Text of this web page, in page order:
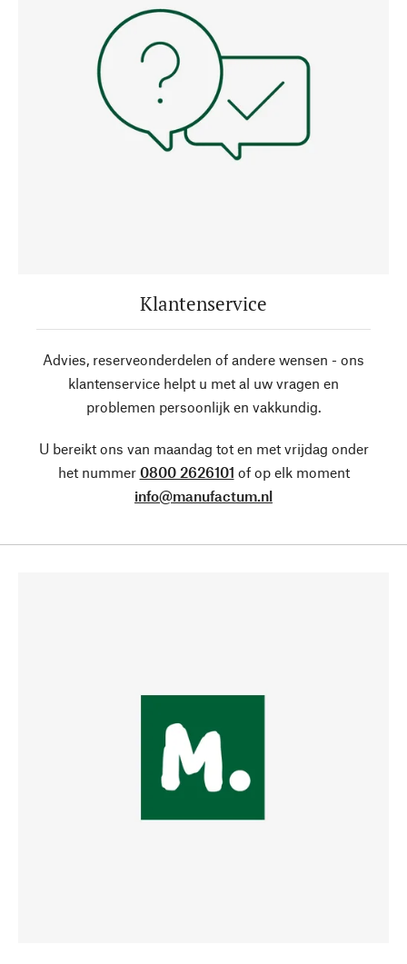
Klantenservice
Advies, reserveonderdelen of andere wensen - ons
klantenservice helpt u met al uw vragen en
problemen persoonlijk en vakkundig.
U bereikt ons van maandag tot en met vrijdag onder
het nummer 0800 2626101 of op elk moment
info@manufactum.nl